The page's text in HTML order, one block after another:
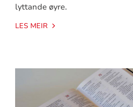
lyttande øyre.
LES MEIR